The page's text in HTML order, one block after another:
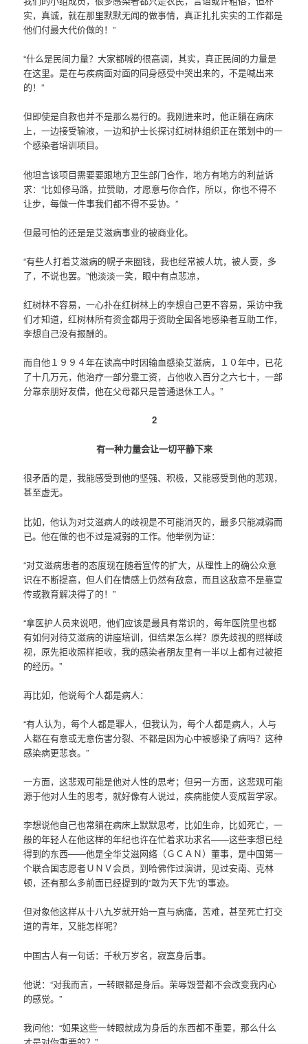
实，真诚，就在那里默默无闻的做事情，真正扎扎实实的工作都是
他们付最大代价做的！”
“什么是民间力量？大家都喊的很高调，其实，真正民间的力量是
在这里。是在与疾病面对面的同身感受中哭出来的，不是喊出来
的！”
但即使是自救也并不是那么易行的。我刚进来时，他正躺在病床
上，一边接受输液，一边和护士长探讨红树林组织正在策划中的一
个感染者培训项目。
他坦言该项目需要要跟地方卫生部门合作，地方有地方的利益诉
求：“比如修马路，拉赞助，才愿意与你合作，所以，你也不得不
让步，每做一件事我们都不得不妥协。”
但最可怕的还是是艾滋病事业的被商业化。
“有些人打着艾滋病的幌子来圈钱，我也经常被人坑，被人耍，多
了，不说也罢。”他淡淡一笑，眼中有点悲凉，
红树林不容易，一心扑在红树林上的李想自己更不容易，采访中我
们才知道，红树林所有资金都用于资助全国各地感染者互助工作，
李想自己没有报酬的。
而自他１９９４年在读高中时因输血感染艾滋病，１０年中，已花
了十几万元，他治疗一部分靠工资，占他收入百分之六七十，一部
分靠亲朋好友借，他在父母都只是普通退休工人。”
2
有一种力量会让一切平静下来
很矛盾的是，我能感受到他的坚强、积极，又能感受到他的悲观，
甚至虚无。
比如，他认为对艾滋病人的歧视是不可能消灭的，最多只能减弱而
已。他在做的也不过是减弱的工作。他举例为证：
“对艾滋病患者的态度现在随着宣传的扩大，从理性上的确公众意
识在不断提高，但人们在情感上仍然有敌意，而且这敌意不是靠宣
传或教育解决得了的！”
“拿医护人员来说吧，他们应该是最具有常识的，每年医院里也都
有如何对待艾滋病的讲座培训，但结果怎么样？原先歧视的照样歧
视，原先拒收照样拒收，我的感染者朋友里有一半以上都有过被拒
的经历。”
再比如，他说每个人都是病人：
“有人认为，每个人都是罪人，但我认为，每个人都是病人，人与
人都在有意或无意伤害分裂、不都是因为心中被感染了病吗？这种
感染病更悲哀。”
一方面，这悲观可能是他对人性的思考；但另一方面，这悲观可能
源于他对人生的思考，就好像有人说过，疾病能使人变成哲学家。
李想说他自己也常躺在病床上默默思考，比如生命，比如死亡，一
般的年轻人在他这样的年纪也许在忙着求功求名——这些李想已经
得到的东西——他是全华艾滋网络（ＧＣＡＮ）董事，是中国第一
个联合国志愿者ＵＮＶ会员，到哈佛作过演讲，见过安南、克林
顿，还有那么多前面已经提到的“敢为天下先”的事迹。
但对象他这样从十八九岁就开始一直与病痛，苦难，甚至死亡打交
道的青年，又能怎样呢？
中国古人有一句话：千秋万岁名，寂寞身后事。
他说：“对我而言，一转眼都是身后。荣辱毁誉都不会改变我内心
的感觉。”
我问他：“如果这些一转眼就成为身后的东西都不重要，那么什么